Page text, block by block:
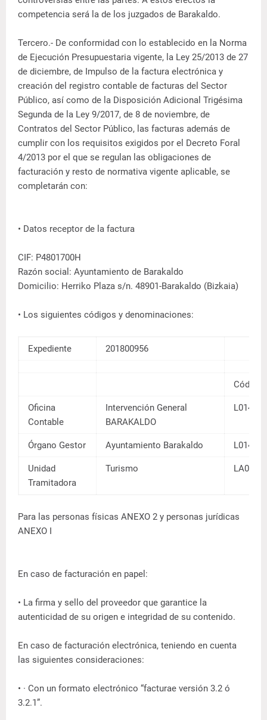
competencia será la de los juzgados de Barakaldo.
Tercero.- De conformidad con lo establecido en la Norma
de Ejecución Presupuestaria vigente, la Ley 25/2013 de 27
de diciembre, de Impulso de la factura electrónica y
creación del registro contable de facturas del Sector
Público, así como de la Disposición Adicional Trigésima
Segunda de la Ley 9/2017, de 8 de noviembre, de
Contratos del Sector Público, las facturas además de
cumplir con los requisitos exigidos por el Decreto Foral
4/2013 por el que se regulan las obligaciones de
facturación y resto de normativa vigente aplicable, se
completarán con:
• Datos receptor de la factura
CIF: P4801700H
Razón social: Ayuntamiento de Barakaldo
Domicilio: Herriko Plaza s/n. 48901-Barakaldo (Bizkaia)
• Los siguientes códigos y denominaciones:
Expediente 201800956
Código
Oficina
Contable
Intervención General
BARAKALDO
Órgano Gestor Ayuntamiento Barakaldo
Unidad
Tramitadora
Turismo
Para las personas físicas ANEXO 2 y personas jurídicas
ANEXO I
En caso de facturación en papel:
• La firma y sello del proveedor que garantice la
autenticidad de su origen e integridad de su contenido.
En caso de facturación electrónica, teniendo en cuenta
las siguientes consideraciones:
• · Con un formato electrónico “facturae versión 3.2 ó
3.2.1”.